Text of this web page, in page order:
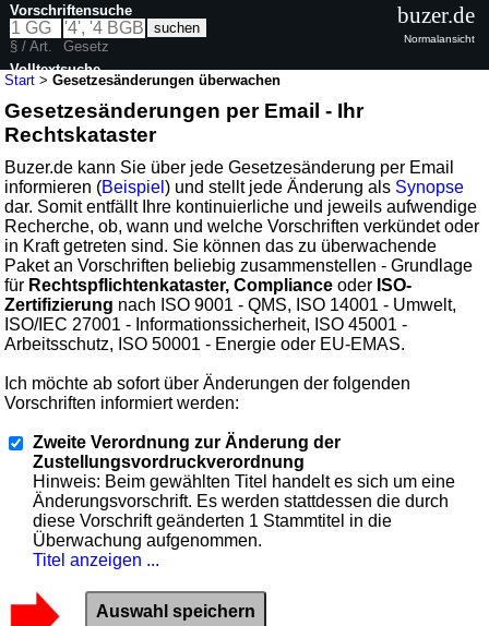
Start >Gesetzesänderungen überwachen
Gesetzesänderungen per Email - Ihr
Rechtskataster
Buzer.de kann Sie über jede Gesetzesänderung per Email
informieren (Beispiel) und stellt jede Änderung als Synopse
dar. Somit entfällt Ihre kontinuierliche und jeweils aufwendige
Recherche, ob, wann und welche Vorschriften verkündet oder
in Kraft getreten sind. Sie können das zu überwachende
Paket an Vorschriften beliebig zusammenstellen - Grundlage
für Rechtspflichtenkataster, Compliance oder ISO-
Zertifizierung nach ISO 9001 - QMS, ISO 14001 - Umwelt,
ISO/IEC 27001 - Informationssicherheit, ISO 45001 -
Arbeitsschutz, ISO 50001 - Energie oder EU-EMAS.
Ich möchte ab sofort über Änderungen der folgenden
Vorschriften informiert werden:
Zweite Verordnung zur Änderung der
Zustellungsvordruckverordnung
Hinweis: Beim gewählten Titel handelt es sich um eine
Änderungsvorschrift. Es werden stattdessen die durch
diese Vorschrift geänderten 1 Stammtitel in die
Überwachung aufgenommen.
Titel anzeigen ...
Vorschriftensuche
§ / Art.
Gesetz
Volltextsuche
buzer.de
Normalansicht